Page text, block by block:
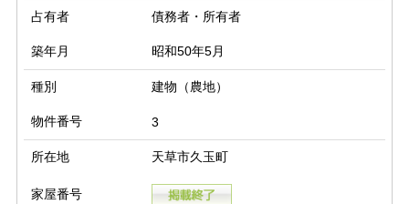
占有者 債務者・所有者
築年月 昭和50年5月
種別 建物（農地）
物件番号 3
所在地 天草市久玉町
家屋番号